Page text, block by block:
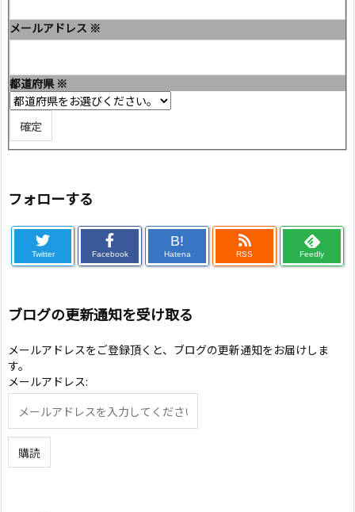
メールアドレス ※
都道府県 ※
フォローする
Twitter Facebook
B!
Hatena RSS Feedly
ブログの更新通知を受け取る
メールアドレスをご登録頂くと、ブログの更新通知をお届けしま
す。
メールアドレス: